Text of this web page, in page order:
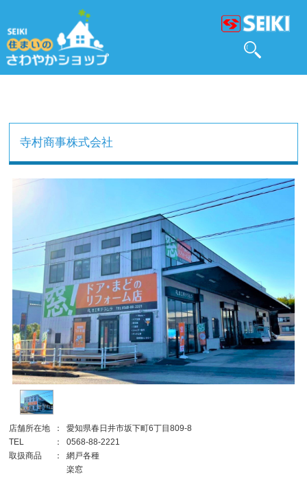
寺村商事株式会社
店舗所在地 ：
愛知県春日井市坂下町6丁目809-8
TEL
：
0568-88-2221
取扱商品
：
網戸各種
楽窓